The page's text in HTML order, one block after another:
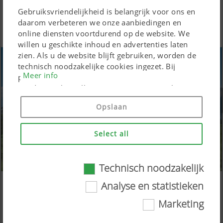
Gebruiksvriendelijkheid is belangrijk voor ons en
daarom verbeteren we onze aanbiedingen en
online diensten voortdurend op de website. We
willen u geschikte inhoud en advertenties laten
zien. Als u de website blijft gebruiken, worden de
technisch noodzakelijke cookies ingezet. Bij
persoonsgebonden Google Marketing-producten
worden cookies alleen ingezet, wanneer u hiervoor
toestemming heeft gegeven ("Alles toestaan"). U
kunt bovendien de instellingen wijzigen met behulp
van de selectievakjes.
Technisch noodzakelijk
Bepaalde webtechnologieën en cookies maken
Meer info
Opslaan
Select all
Technisch noodzakelijk
Analyse en statistieken
Marketing
BOSS 5000 MASTER opraapwagen met invoerkammen